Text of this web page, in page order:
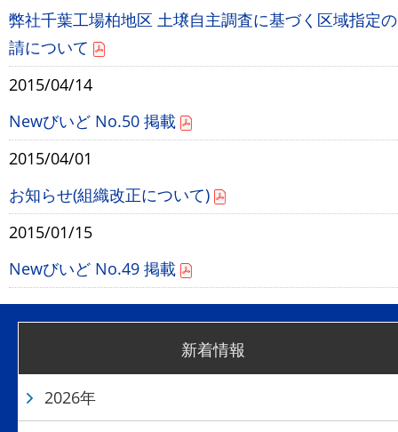
弊社千葉工場柏地区 土壌自主調査に基づく区域指定
請について
2015/04/14
Newびいど No.50 掲載
2015/04/01
お知らせ(組織改正について)
2015/01/15
Newびいど No.49 掲載
新着情報
2026年